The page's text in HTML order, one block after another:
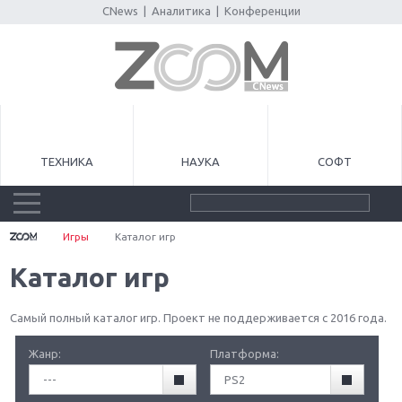
CNews Аналитика Конференции
ТЕХНИКА НАУКА СОФТ
Игры Каталог игр
Каталог игр
Самый полный каталог игр. Проект не поддерживается с 2016 года.
Жанр:
---
Платформа:
PS2